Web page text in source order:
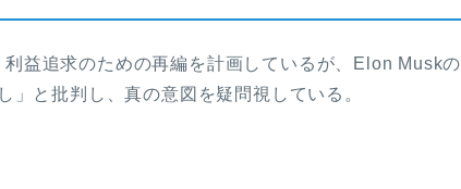
益追求のための再編を計画しているが、Elon Muskの
」と批判し、真の意図を疑問視している。